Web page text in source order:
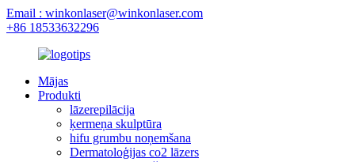
Email : winkonlaser@winkonlaser.com
+86 18533632296
Mājas
Produkti
lāzerepilācija
ķermeņa skulptūra
hifu grumbu noņemšana
Dermatoloģijas co2 lāzers